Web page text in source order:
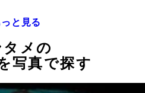
と見る
タメの
写真で探す